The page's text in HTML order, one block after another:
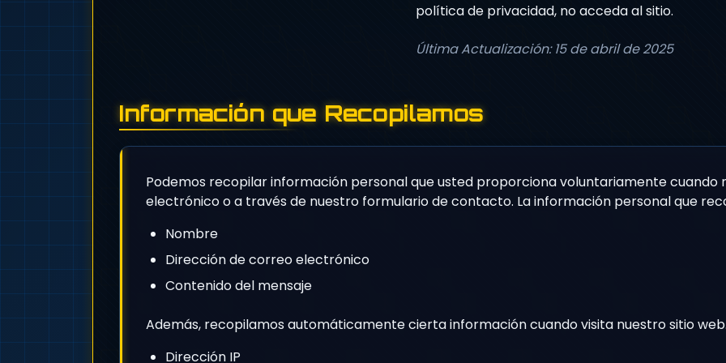
política de privacidad, no acceda al sitio.
Última Actualización: 15 de abril de 2025
Información que Recopilamos
Podemos recopilar información personal que usted proporciona voluntariamente
electrónico o a través de nuestro formulario de contacto. La información personal que
Nombre
Dirección de correo electrónico
Contenido del mensaje
Además, recopilamos automáticamente cierta información cuando visita nuestro sitio
Dirección IP